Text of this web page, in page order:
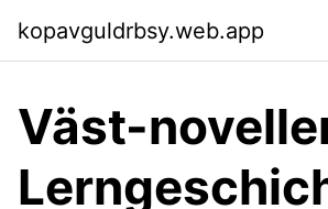
kopavguldrbsy.web.app
Väst-